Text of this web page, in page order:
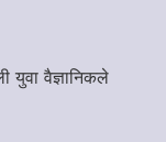
युवा वैज्ञानिकले